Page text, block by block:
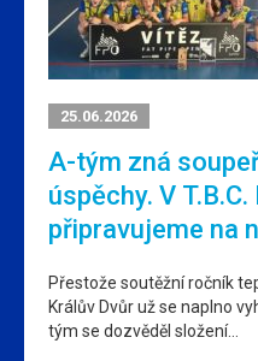
25.06.2026
A-tým zná
úspěchy. V
připravujeme na
Přestože soutěžní ročník
Králův Dvůr už se naplno
tým se dozvěděl složení…